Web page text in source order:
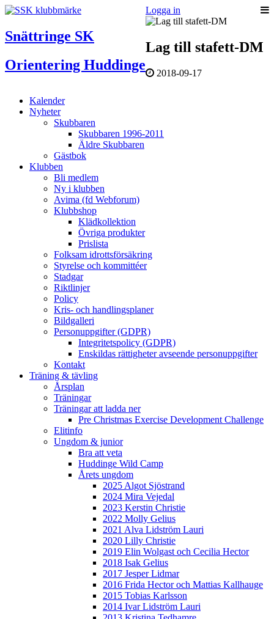
Logga in
Snättringe SK
Orientering Huddinge
Kalender
Nyheter
Skubbaren
Skubbaren 1996-2011
Äldre Skubbaren
Gästbok
Klubben
Bli medlem
Ny i klubben
Avima (fd Webforum)
Klubbshop
Klädkollektion
Övriga produkter
Prislista
Folksam idrottsförsäkring
Styrelse och kommittéer
Stadgar
Riktlinjer
Policy
Kris- och handlingsplaner
Bildgalleri
Personuppgifter (GDPR)
Integritetspolicy (GDPR)
Enskildas rättigheter avseende personuppgifter
Kontakt
Träning & tävling
Årsplan
Träningar
Träningar att ladda ner
Pre Christmas Exercise Development Challenge
Elitinfo
Ungdom & junior
Bra att veta
Huddinge Wild Camp
Årets ungdom
2025 Algot Sjöstrand
2024 Mira Vejedal
2023 Kerstin Christie
2022 Molly Gelius
2021 Alva Lidström Lauri
2020 Lilly Christie
2019 Elin Wolgast och Cecilia Hector
2018 Isak Gelius
2017 Jesper Lidmar
2016 Frida Hector och Mattias Kallhauge
2015 Tobias Karlsson
2014 Ivar Lidström Lauri
Lag till stafett-DM
2018-09-17